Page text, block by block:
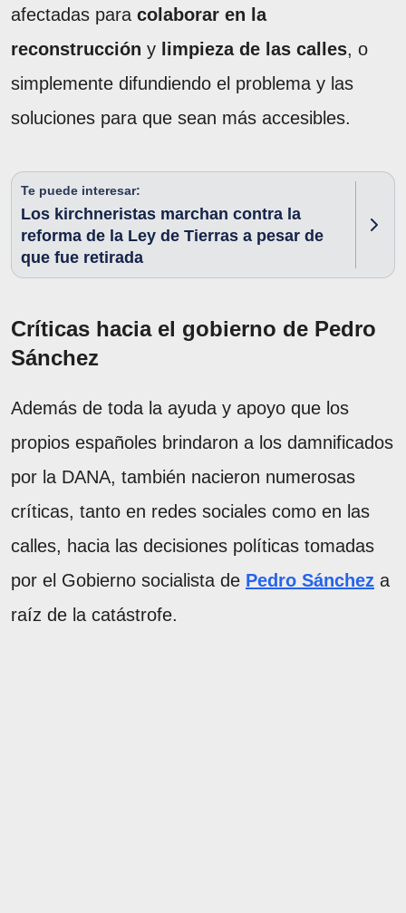
afectadas para colaborar en la
reconstrucción y limpieza de las calles, o
simplemente difundiendo el problema y las
soluciones para que sean más accesibles.
Te puede interesar:
Los kirchneristas marchan contra la
reforma de la Ley de Tierras a pesar de
que fue retirada
Críticas hacia el gobierno de Pedro
Sánchez
Además de toda la ayuda y apoyo que los
propios españoles brindaron a los damnificados
por la DANA, también nacieron numerosas
críticas, tanto en redes sociales como en las
calles, hacia las decisiones políticas tomadas
por el Gobierno socialista de Pedro Sánchez a
raíz de la catástrofe.